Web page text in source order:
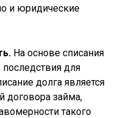
и юридические
На основе списания
для
долга является
договора займа,
такого